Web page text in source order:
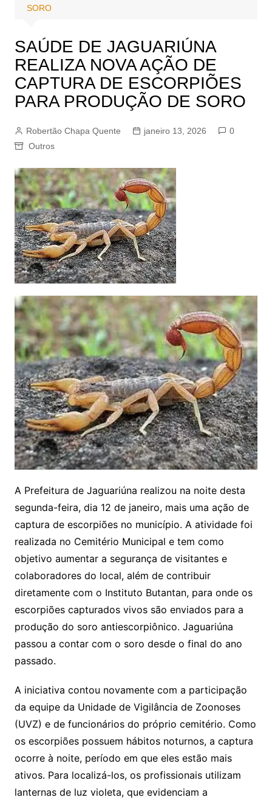
SORO
SAÚDE DE JAGUARIÚNA
REALIZA NOVA AÇÃO DE
CAPTURA DE ESCORPIÕES
PARA PRODUÇÃO DE SORO
Robertão Chapa Quente janeiro 13, 2026
0
Outros
A Prefeitura de Jaguariúna realizou na noite desta
segunda-feira, dia 12 de janeiro, mais uma ação de
captura de escorpiões no município. A atividade foi
realizada no Cemitério Municipal e tem como
objetivo aumentar a segurança de visitantes e
colaboradores do local, além de contribuir
diretamente com o Instituto Butantan, para onde os
escorpiões capturados vivos são enviados para a
produção do soro antiescorpiônico. Jaguariúna
passou a contar com o soro desde o final do ano
passado.
A iniciativa contou novamente com a participação
da equipe da Unidade de Vigilância de Zoonoses
(UVZ) e de funcionários do próprio cemitério. Como
os escorpiões possuem hábitos noturnos, a captura
ocorre à noite, período em que eles estão mais
ativos. Para localizá-los, os profissionais utilizam
lanternas de luz violeta, que evidenciam a